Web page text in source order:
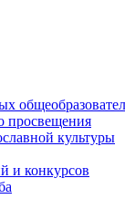
просвещения
культуры
и конкурсов